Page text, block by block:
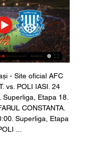
- Site oficial AFC
vs. POLI IASI. 24
Superliga, Etapa 18.
CONSTANTA.
Superliga, Etapa
...